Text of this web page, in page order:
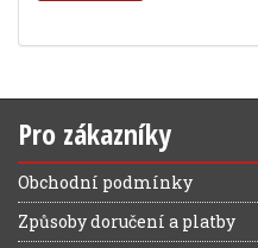
Pro zákazníky
Obchodní podmínky
Způsoby doručení a platby